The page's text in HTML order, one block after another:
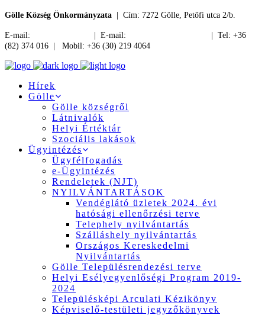
Gölle Község Önkormányzata | Cím: 7272 Gölle, Petőfi utca 2/b.
E-mail: | E-mail:
| Tel: +36
(82) 374 016 | Mobil: +36 (30) 219 4064
Hírek
Gölle
Gölle községről
Látnivalók
Helyi Értéktár
Szociális lakások
Ügyintézés
Ügyfélfogadás
e-Ügyintézés
Rendeletek (NJT)
NYILVÁNTARTÁSOK
Vendéglátó üzletek 2024. évi
hatósági ellenőrzési terve
Telephely nyilvántartás
Szálláshely nyilvántartás
Országos Kereskedelmi
Nyilvántartás
Gölle Településrendezési terve
Helyi Esélyegyenlőségi Program 2019-
2024
Településképi Arculati Kézikönyv
Képviselő-testületi jegyzőkönyvek